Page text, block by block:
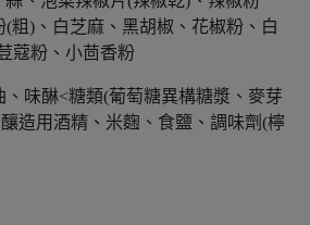
粗)、白芝麻、黑胡椒、花椒粉、白
蔻粉、小茴香粉
味醂<糖類(葡萄糖異構糖漿、麥芽
造用酒精、米麴、食鹽、調味劑(檸